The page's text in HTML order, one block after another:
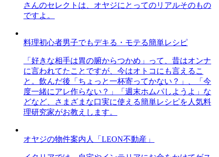
さんのセレクトは、オヤジにとってのリアルそのもの
ですよ。
料理初心者男子でもデキる・モテる簡単レシピ
「好きな相手は胃の腑からつかめ」って、昔はオンナ
に言われてたことですが、今はオトコにも言えるこ
と。飲んだ後「ちょっと一杯寄ってかない？」、「今
度一緒にアレ作らない？」「週末ホムパしようよ」な
どなど、さまざまな口実に使える簡単レシピを人気料
理研究家がお教えします。
オヤジの物件案内人「LEON不動産」